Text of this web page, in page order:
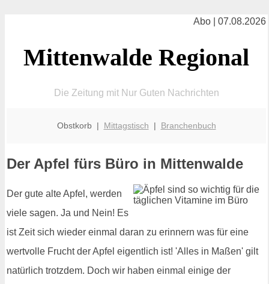
Abo | 07.08.2026
Mittenwalde Regional
Die Zeitung mit Nur Guten Nachrichten
Obstkorb | Mittagstisch | Branchenbuch
Der Apfel fürs Büro in Mittenwalde
Der gute alte Apfel, werden
viele sagen. Ja und Nein! Es
ist Zeit sich wieder einmal daran zu erinnern was für eine
wertvolle Frucht der Apfel eigentlich ist! 'Alles in Maßen' gilt
natürlich trotzdem. Doch wir haben einmal einige der